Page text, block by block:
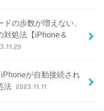
ドの歩数が増えない、
対処法【iPhone＆
が自動接続され
法 2023.11.11